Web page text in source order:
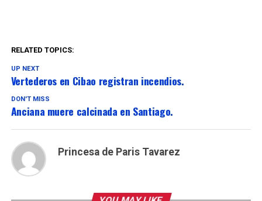
RELATED TOPICS:
UP NEXT
Vertederos en Cibao registran incendios.
DON'T MISS
Anciana muere calcinada en Santiago.
Princesa de Paris Tavarez